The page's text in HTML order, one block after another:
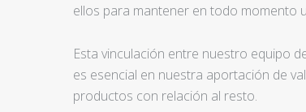
ellos para mantener en todo momento
Esta vinculación entre nuestro equipo
es esencial en nuestra aportación de
productos con relación al resto.